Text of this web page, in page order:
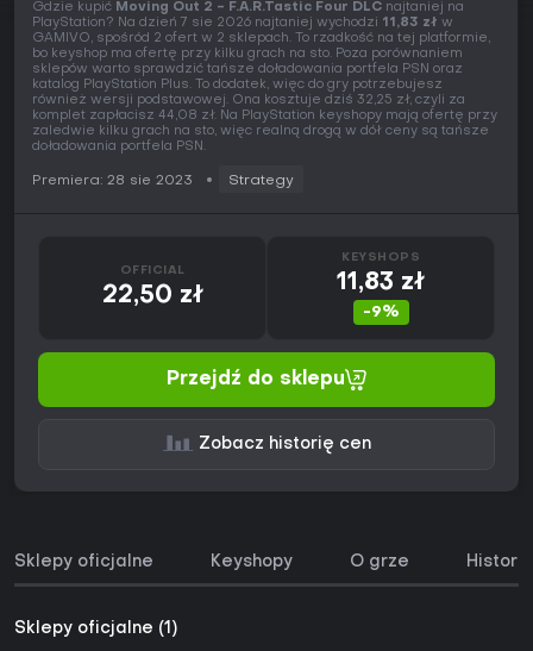
Gdzie kupić Moving Out 2 - F.A.R.Tastic Four DLC najtaniej na
PlayStation? Na dzień 7 sie 2026 najtaniej wychodzi 11,83 zł w
GAMIVO, spośród 2 ofert w 2 sklepach. To rzadkość na tej platformie,
bo keyshop ma ofertę przy kilku grach na sto. Poza porównaniem
sklepów warto sprawdzić tańsze doładowania portfela PSN oraz
katalog PlayStation Plus. To dodatek, więc do gry potrzebujesz
również wersji podstawowej. Ona kosztuje dziś 32,25 zł, czyli za
komplet zapłacisz 44,08 zł. Na PlayStation keyshopy mają ofertę przy
zaledwie kilku grach na sto, więc realną drogą w dół ceny są tańsze
doładowania portfela PSN.
Premiera: 28 sie 2023 Strategy
OFFICIAL
22,50 zł
KEYSHOPS
11,83 zł
-9%
Przejdź do sklepu
Zobacz historię cen
Sklepy oficjalne Keyshopy O grze
Sklepy oficjalne (1)